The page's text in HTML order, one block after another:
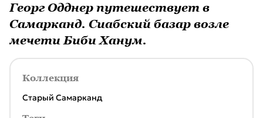
Георг Одднер путешествует в
Самарканд. Сиабский базар возле
мечети Биби Ханум.
Коллекция
Старый Самарканд